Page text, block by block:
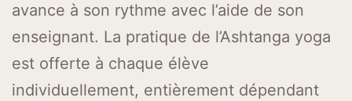
avance à son rythme avec l’aide de son
enseignant. La pratique de l’Ashtanga yoga
est offerte à chaque élève
individuellement, entièrement dépendant